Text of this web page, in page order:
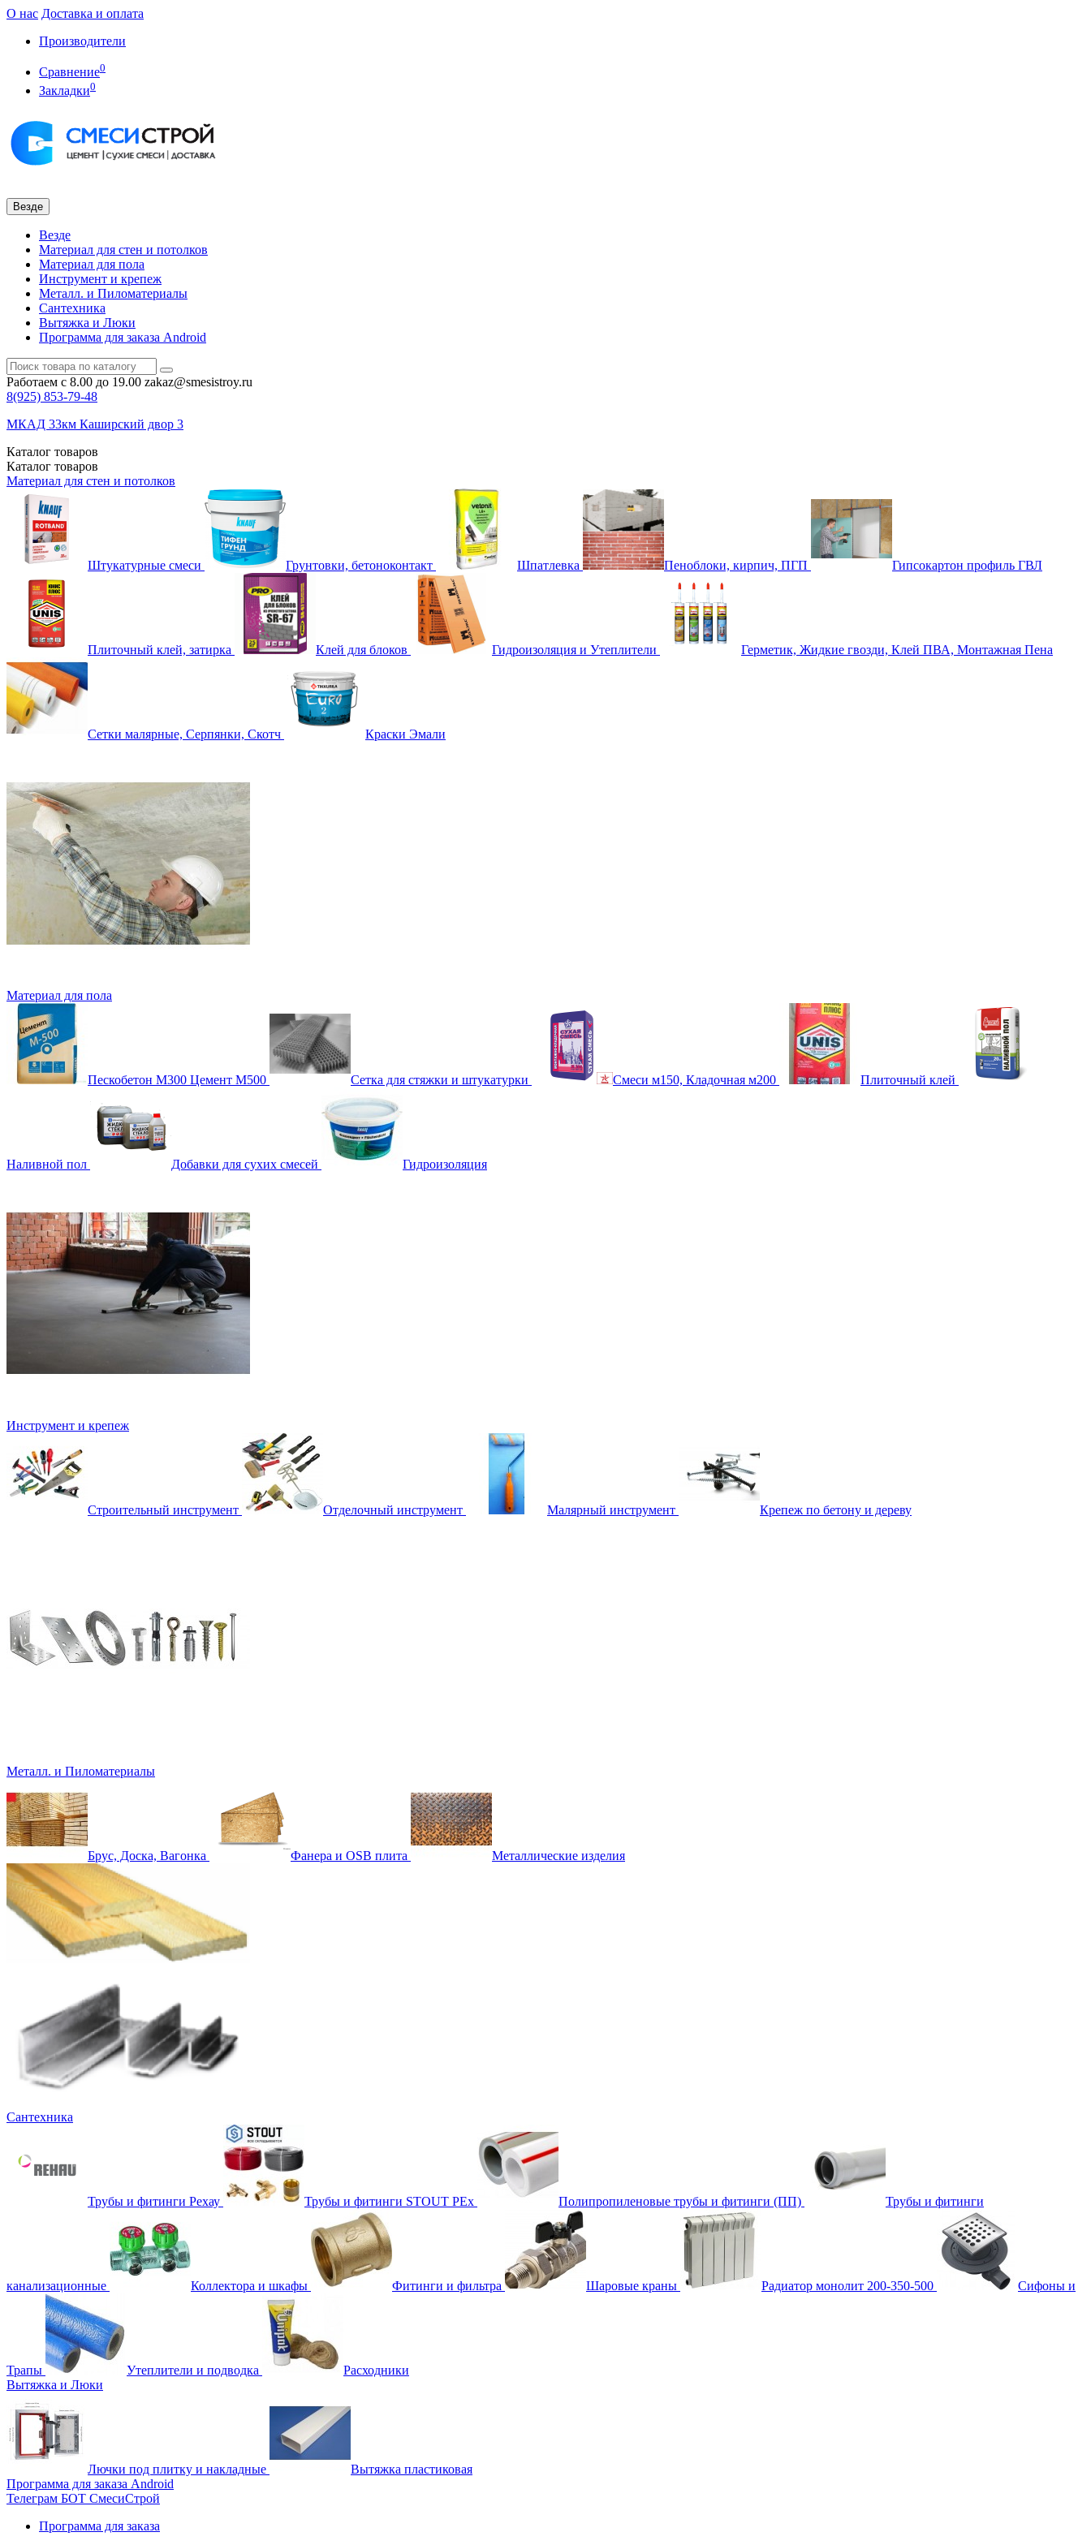
О нас Доставка и оплата
Производители
Сравнение0
Закладки0
Везде
Везде
Материал для стен и потолков
Материал для пола
Инструмент и крепеж
Металл. и Пиломатериалы
Сантехника
Вытяжка и Люки
Программа для заказа Android
Работаем с 8.00 до 19.00 zakaz@smesistroy.ru
8(925) 853-79-48
МКАД 33км Каширский двор 3
Каталог товаров
Каталог товаров
Материал для стен и потолков
Штукатурные смеси Грунтовки, бетоноконтакт Шпатлевка Пеноблоки, кирпич, ПГП Гипсокартон профиль ГВЛ
Плиточный клей, затирка Клей для блоков Гидроизоляция и Утеплители Герметик, Жидкие гвозди, Клей ПВА, Монтажная Пена
Сетки малярные, Серпянки, Скотч Краски Эмали
Материал для пола
Пескобетон М300 Цемент М500 Сетка для стяжки и штукатурки Смеси м150, Кладочная м200 Плиточный клей
Наливной пол Добавки для сухих смесей Гидроизоляция
Инструмент и крепеж
Строительный инструмент Отделочный инструмент Малярный инструмент Крепеж по бетону и дереву
Металл. и Пиломатериалы
Брус, Доска, Вагонка Фанера и OSB плита Металлические изделия
Сантехника
Трубы и фитинги Рехау Трубы и фитинги STOUT PEx Полипропиленовые трубы и фитинги (ПП) Трубы и фитинги
канализационные Коллектора и шкафы Фитинги и фильтра Шаровые краны Радиатор монолит 200-350-500 Сифоны и
Трапы Утеплители и подводка
Расходники
Вытяжка и Люки
Лючки под плитку и накладные
Вытяжка пластиковая
Программа для заказа Android
Телеграм БОТ СмесиСтрой
Программа для заказа